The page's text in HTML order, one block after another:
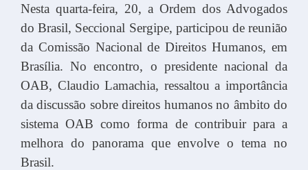
Nesta quarta-feira, 20, a Ordem dos Advogados
do Brasil, Seccional Sergipe, participou de reunião
da Comissão Nacional de Direitos Humanos, em
Brasília. No encontro, o presidente nacional da
OAB, Claudio Lamachia, ressaltou a importância
da discussão sobre direitos humanos no âmbito do
sistema OAB como forma de contribuir para a
melhora do panorama que envolve o tema no
Brasil.